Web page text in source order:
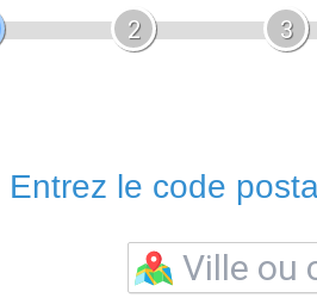
2 3
Entrez le code